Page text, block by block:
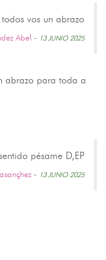
vos un abrazo
Abel- 13 JUNIO 2025
abrazo para toda a
pésame D,EP
- 13 JUNIO 2025